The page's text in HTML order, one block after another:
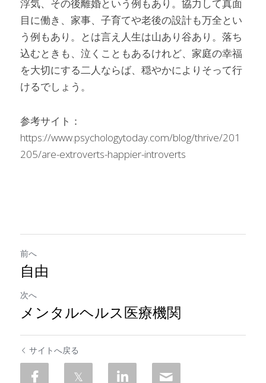
浮気、その後離婚という例もあり。協力して真面
目に働き、家事、子育てや老後の設計も万全とい
う例もあり。とは言え人生は山あり谷あり。落ち
込むときも、泣くこともあるけれど、家庭の幸福
を大切にする二人ならば、穏やかによりそって行
けるでしょう。
参考サイト：
https://www.psychologytoday.com/blog/thrive/201
205/are-extroverts-happier-introverts
前へ
自由
次へ
メンタルヘルス医療機関
サイトへ戻る